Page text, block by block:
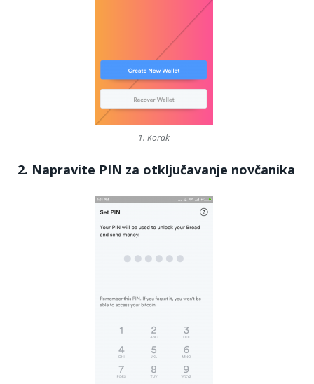
1. Korak
2. Napravite PIN za otključavanje novčanika